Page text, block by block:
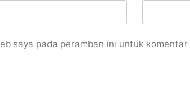
saya pada peramban ini untuk